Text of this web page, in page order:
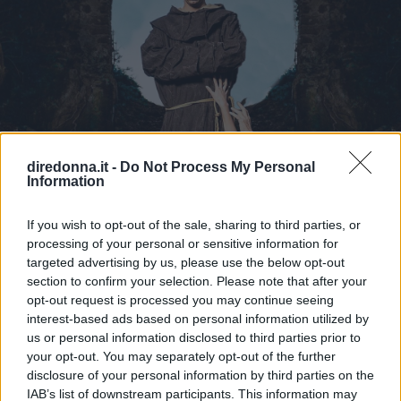
diredonna.it - Do Not Process My Personal
Information
If you wish to opt-out of the sale, sharing to third parties, or
processing of your personal or sensitive information for
targeted advertising by us, please use the below opt-out
section to confirm your selection. Please note that after your
opt-out request is processed you may continue seeing
interest-based ads based on personal information utilized by
us or personal information disclosed to third parties prior to
your opt-out. You may separately opt-out of the further
disclosure of your personal information by third parties on the
IAB’s list of downstream participants. This information may
NEWS
Achille Lauro è Gesù morto tra
le braccia della madre
L'eclettico artista romano torna a far parlare di sé con una